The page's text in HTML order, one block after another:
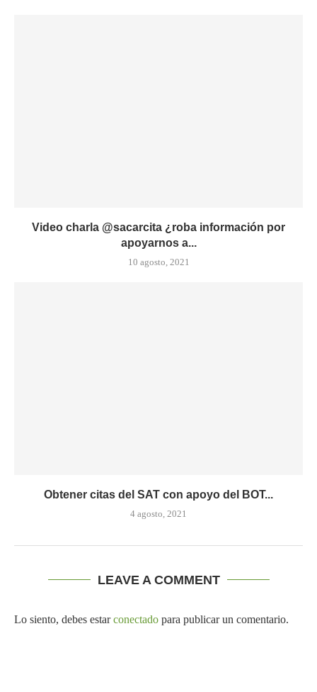
Video charla @sacarcita ¿roba información por
apoyarnos a...
10 agosto, 2021
Obtener citas del SAT con apoyo del BOT...
4 agosto, 2021
LEAVE A COMMENT
Lo siento, debes estarconectado para publicar un comentario.